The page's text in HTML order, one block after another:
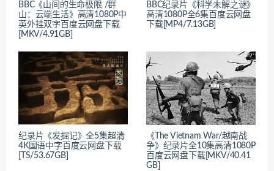
BBC《山间的生命极限 /群
山：云端生活》高清1080P中
英外挂双字百度云网盘下载
[MKV/4.91GB]
BBC纪录片《科学未解之谜》
高清1080P全6集百度云网盘
下载[MP4/7.13GB]
纪录片《发掘记》全5集超清
4K国语中字百度云网盘下载
[TS/53.67GB]
《The Vietnam War/越南战
争》纪录片全10集高清1080P
百度云网盘下载[MKV/40.41
GB]